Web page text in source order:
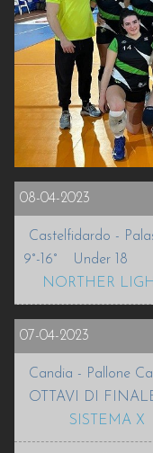
INFO
VOLLEURHOPE
ACCEDI
08-04-2023
Castelfidardo -
9°-16°
Under 18
NORTHER
07-04-2023
Candia - Pallone
OTTAVI DI FINALE
SISTEMA X